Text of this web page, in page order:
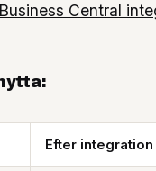
Central
Efter integration